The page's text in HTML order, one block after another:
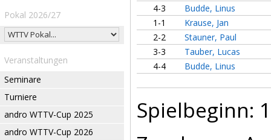
Pokal 2026/27
Veranstaltungen
Seminare
Turniere
andro WTTV-Cup 2025
andro WTTV-Cup 2026
4-3
Budde, Linus
1-1
Krause, Jan
2-2
Stauner, Paul
3-3
Tauber, Lucas
4-4
Budde, Linus
Spielbeginn: